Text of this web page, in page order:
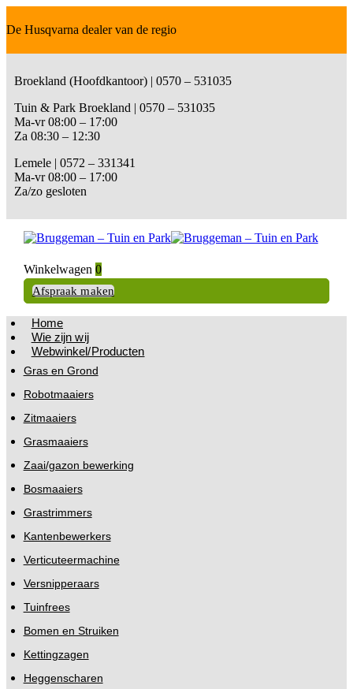
De Husqvarna dealer van de regio
Broekland (Hoofdkantoor) | 0570 – 531035
Tuin & Park Broekland | 0570 – 531035
Ma-vr 08:00 – 17:00
Za 08:30 – 12:30
Lemele | 0572 – 331341
Ma-vr 08:00 – 17:00
Za/zo gesloten
Winkelwagen 0
Afspraak maken
Home
Wie zijn wij
Webwinkel/Producten
Gras en Grond
Robotmaaiers
Zitmaaiers
Grasmaaiers
Zaai/gazon bewerking
Bosmaaiers
Grastrimmers
Kantenbewerkers
Verticuteermachine
Versnipperaars
Tuinfrees
Bomen en Struiken
Kettingzagen
Heggenscharen